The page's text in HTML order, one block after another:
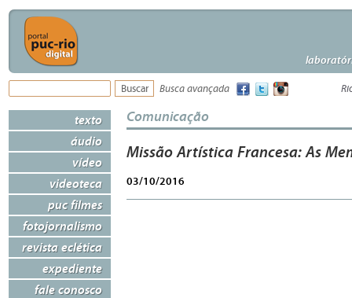
Busca avançada
texto
áudio
vídeo
videoteca
puc filmes
fotojornalismo
revista eclética
expediente
fale conosco
Comunicação
Missão Artística Francesa: As
03/10/2016